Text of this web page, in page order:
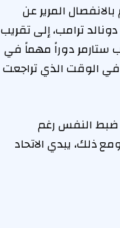
المرير عن
ترامب، إلى تقريب
ستارمر دوراً مهماً في
في الوقت الذي تراجعت
ضبط النفس رغم
ذلك، يبدي الاتحاد